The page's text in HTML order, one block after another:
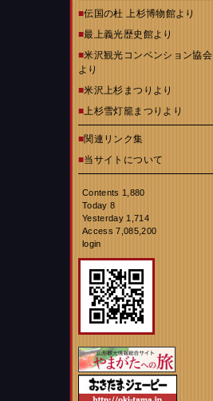
■伝国の杜 上杉博物館より
■最上義光歴史館より
■米沢観光コンベンション協会
より
■米沢上杉まつりより
■上杉雪灯籠まつりより
■関連リンク集
■当サイトについて
Contents 1,880
Today 8
Yesterday 1,714
Access 7,085,200
login